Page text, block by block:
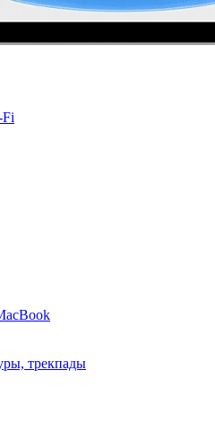
Fi
трекпады